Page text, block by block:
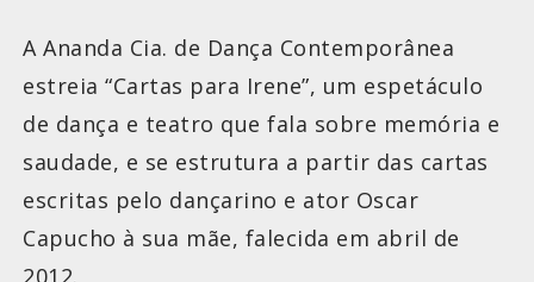
A Ananda Cia. de Dança Contemporânea
estreia “Cartas para Irene”, um espetáculo
de dança e teatro que fala sobre memória e
saudade, e se estrutura a partir das cartas
escritas pelo dançarino e ator Oscar
Capucho à sua mãe, falecida em abril de
2012.